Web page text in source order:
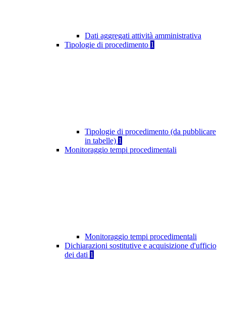
Dati aggregati attività amministrativa
Tipologie di procedimento 1
Tipologie di procedimento (da pubblicare
in tabelle) 1
Monitoraggio tempi procedimentali
Monitoraggio tempi procedimentali
Dichiarazioni sostitutive e acquisizione d'ufficio
dei dati 1